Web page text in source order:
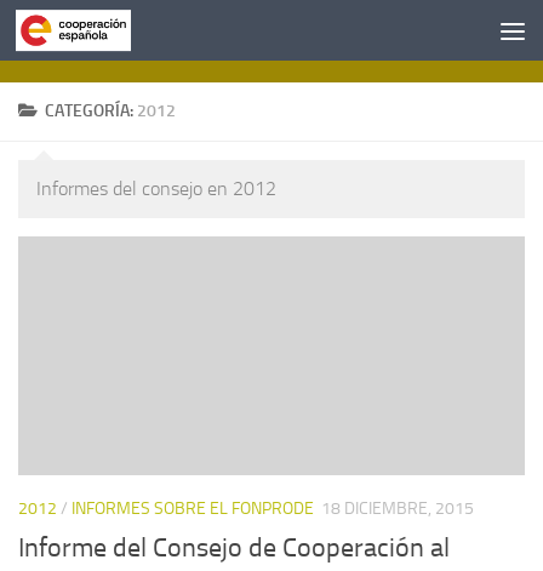
Saltar al contenido
CATEGORÍA: 2012
Informes del consejo en 2012
2012 / INFORMES SOBRE EL FONPRODE 18 DICIEMBRE, 2015
Informe del Consejo de Cooperación al